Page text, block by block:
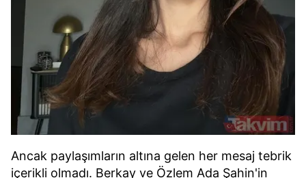
Ancak paylaşımların altına gelen her mesaj tebrik
içerikli olmadı. Berkay ve Özlem Ada Şahin'in